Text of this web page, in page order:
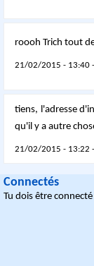
roooh Trich tout
21/02/2015 - 13:40
tiens, l'adresse
qu'il y a autre
21/02/2015 - 13:22
Connectés
Tu dois être